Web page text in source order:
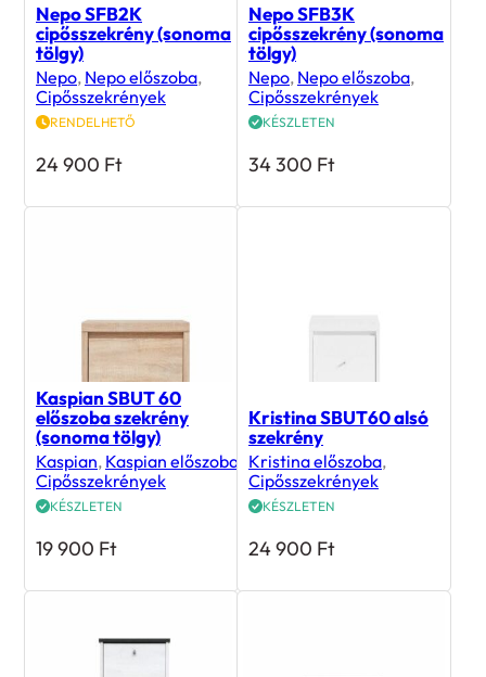
Nepo SFB2K
cipősszekrény (sonoma
tölgy)
Nepo, Nepo előszoba,
Cipősszekrények
RENDELHETŐ
24 900 Ft
Nepo SFB3K
cipősszekrény (sonoma
tölgy)
Nepo, Nepo előszoba,
Cipősszekrények
KÉSZLETEN
34 300 Ft
Kaspian SBUT 60
előszoba szekrény
(sonoma tölgy)
Kaspian, Kaspian előszoba
Cipősszekrények
KÉSZLETEN
19 900 Ft
Kristina SBUT60 alsó
szekrény
Kristina előszoba,
Cipősszekrények
KÉSZLETEN
24 900 Ft